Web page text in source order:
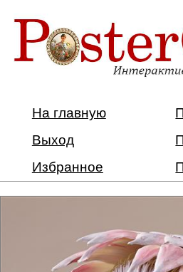
На главную
Выход
Избранное